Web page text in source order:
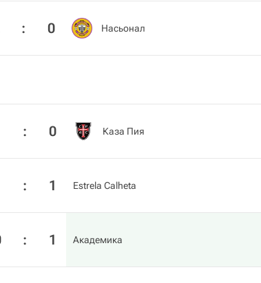
: 0 Насьонал
: 0 Каза Пия
: 1 Estrela Calheta
: 1 Академика